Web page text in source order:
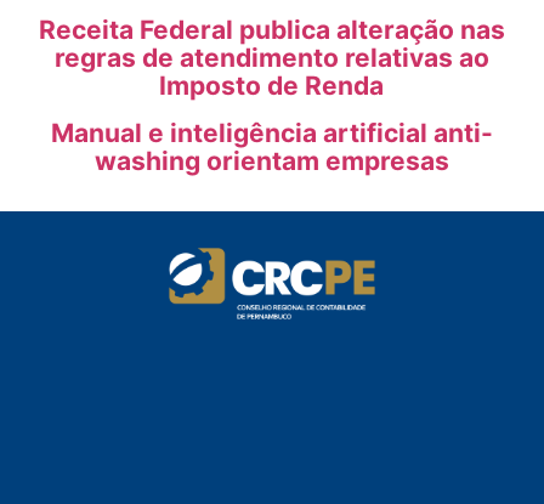
Receita Federal publica alteração nas
regras de atendimento relativas ao
Imposto de Renda
Manual e inteligência artificial anti-
washing orientam empresas